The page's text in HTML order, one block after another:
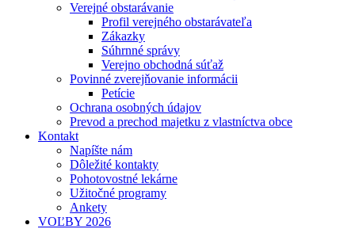
Verejné obstarávanie
Profil verejného obstarávateľa
Zákazky
Súhrnné správy
Verejno obchodná súťaž
Povinné zverejňovanie informácii
Petície
Ochrana osobných údajov
Prevod a prechod majetku z vlastníctva obce
Kontakt
Napíšte nám
Dôležité kontakty
Pohotovostné lekárne
Užitočné programy
Ankety
VOĽBY 2026